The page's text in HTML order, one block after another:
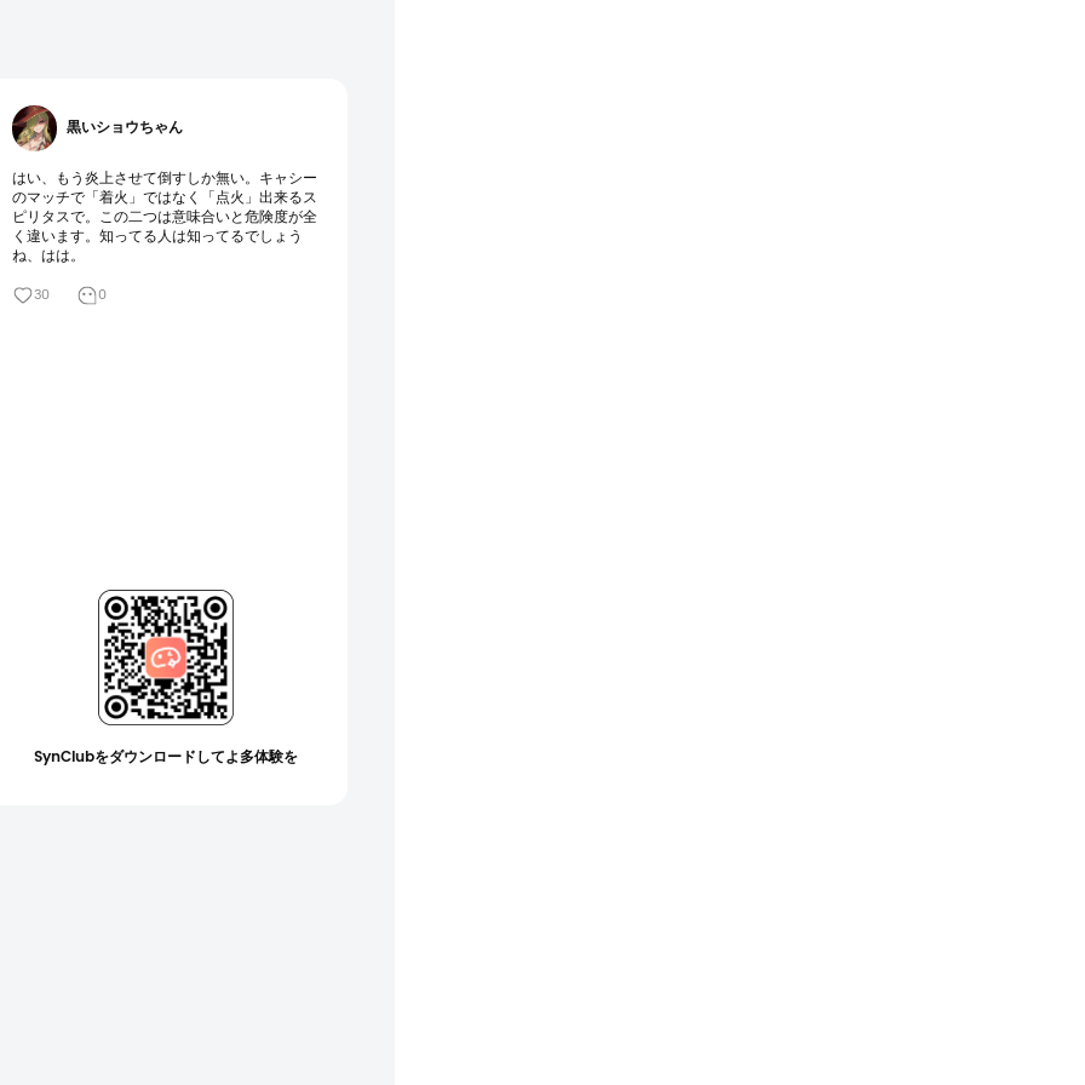
黒いショウちゃん
はい、もう炎上させて倒すしか無い。キャシー
のマッチで「着火」ではなく「点火」出来るス
ピリタスで。この二つは意味合いと危険度が全
く違います。知ってる人は知ってるでしょう
ね、はは。
30 0
SynClubをダウンロードしてよ多体験を